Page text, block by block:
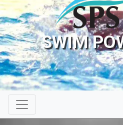
SWIM